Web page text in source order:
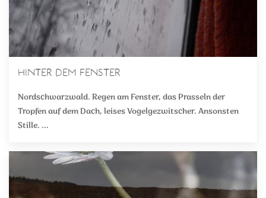
Hinter dem Fenster
Nordschwarzwald. Regen am Fenster, das Prasseln der
Tropfen auf dem Dach, leises Vogelgezwitscher. Ansonsten
Stille. ...